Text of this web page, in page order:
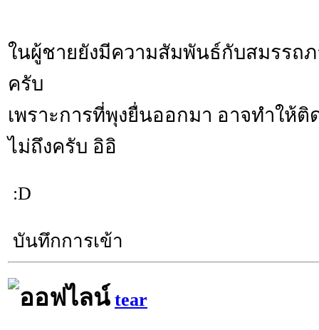
ในผู้ชายยังมีความสัมพันธ์กับสมรรถ
ครับ
เพราะการที่พุงยื่นออกมา อาจทำให้ติ
ไม่ถึงครับ อิอิ
:D
บันทึกการเข้า
tear